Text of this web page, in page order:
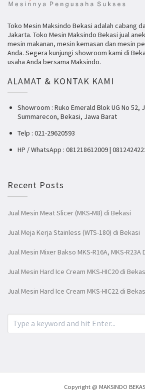
Toko Mesin Maksindo Bekasi adalah cabang
Jakarta. Toko Mesin Maksindo Bekasi jual
mesin makanan, mesin kemasan dan mesin
Anda. Segera kunjungi showroom kami di
usaha Anda bersama Maksindo.
ALAMAT & KONTAK KAMI
Showroom : Ruko Emerald Blok UG No 52,
Summarecon, Bekasi, Jawa Barat
Telp : 021-29620593
HP / WhatsApp : 081218612009 |
Recent Posts
Jual Mesin Meat Slicer (MKS-M8) di Bekasi
Jual Meja Kerja Stainless (WTS-180) di Bekasi
Jual Mesin Mixer Bakso MKS-R16A, MKS-R23A
Jual Mesin Hard Ice Cream MKS-HIC20 di
Jual Mesin Hard Ice Cream MKS-HIC22 di
Copyright @ MAKSINDO